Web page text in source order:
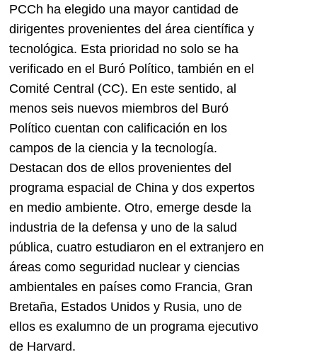
PCCh ha elegido una mayor cantidad de
dirigentes provenientes del área científica y
tecnológica. Esta prioridad no solo se ha
verificado en el Buró Político, también en el
Comité Central (CC). En este sentido, al
menos seis nuevos miembros del Buró
Político cuentan con calificación en los
campos de la ciencia y la tecnología.
Destacan dos de ellos provenientes del
programa espacial de China y dos expertos
en medio ambiente. Otro, emerge desde la
industria de la defensa y uno de la salud
pública, cuatro estudiaron en el extranjero en
áreas como seguridad nuclear y ciencias
ambientales en países como Francia, Gran
Bretaña, Estados Unidos y Rusia, uno de
ellos es exalumno de un programa ejecutivo
de Harvard.